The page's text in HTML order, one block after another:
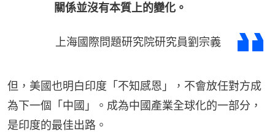
關係並沒有本質上的變化。
上海國際問題研究院研究員劉宗義
但，美國也明白印度「不知感恩」，不會放任對方成
為下一個「中國」。成為中國產業全球化的一部分，
是印度的最佳出路。